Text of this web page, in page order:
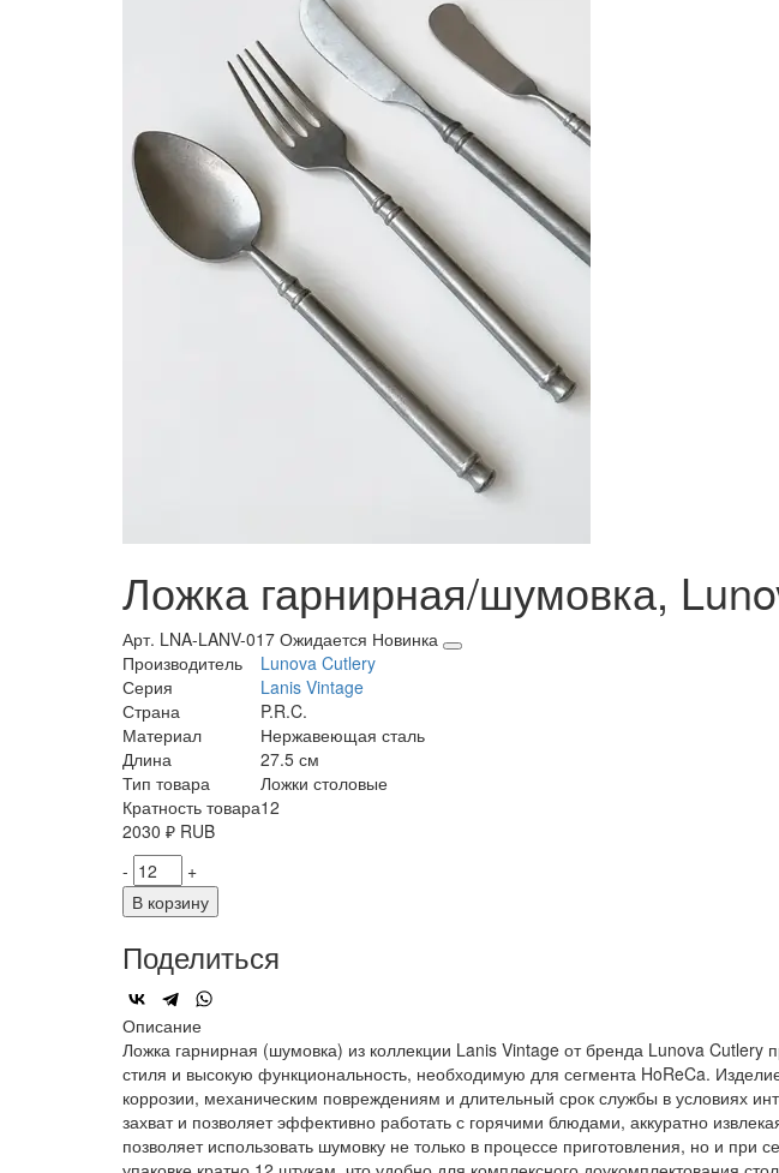
Ложка гарнирная/шумовка,
Арт. LNA-LANV-017 Ожидается Новинка
Производитель
Lunova Cutlery
Серия
Lanis Vintage
Страна
P.R.C.
Материал
Нержавеющая сталь
Длина
27.5 см
Тип товара
Ложки столовые
Кратность товара12
2030 ₽ RUB
-
+
В корзину
Поделиться
Описание
Ложка гарнирная (шумовка) из коллекции Lanis Vintage от бренда Lunova
стиля и высокую функциональность, необходимую для сегмента HoReCa.
коррозии, механическим повреждениям и длительный срок службы в условиях
захват и позволяет эффективно работать с горячими блюдами, аккуратно
позволяет использовать шумовку не только в процессе приготовления, но и при